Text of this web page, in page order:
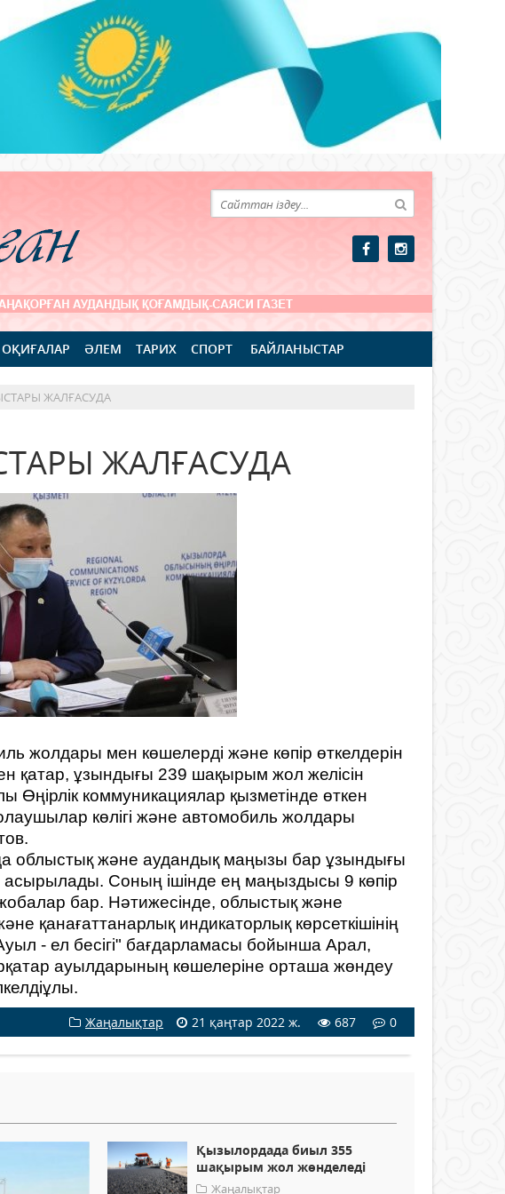
ОҚИҒАЛАР ӘЛЕМ ТАРИХ СПОРТ БАЙЛАНЫСТАР
ЖАЛҒАСУДА
ЖАЛҒАСУДА
жолдары мен көшелерді және көпір өткелдерін
қатар, ұзындығы 239 шақырым жол желісін
Өңірлік коммуникациялар қызметінде өткен
көлігі және автомобиль жолдары
облыстық және аудандық маңызы бар ұзындығы
Соның ішінде ең маңыздысы 9 көпір
бар. Нәтижесінде, облыстық және
қанағаттанарлық индикаторлық көрсеткішінің
- ел бесігі" бағдарламасы бойынша Арал,
ауылдарының көшелеріне орташа жөндеу
Жаңалықтар 21 қаңтар 2022 ж. 687 0
Қызылордада биыл 355
шақырым жол жөнделеді
Жаңалықтар